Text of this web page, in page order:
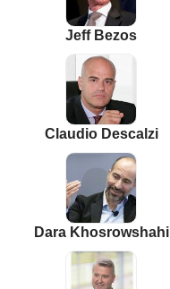
Jeff Bezos
Claudio Descalzi
Dara Khosrowshahi